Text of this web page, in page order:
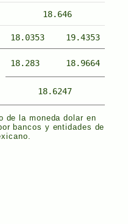
de la moneda dolar en
bancos y entidades de
18.646
18.0353 19.4353
18.283 18.9664
18.6247